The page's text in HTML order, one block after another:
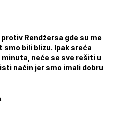
Rendžersa gde su me
smo bili blizu. Ipak sreća
neće se sve rešiti u
način jer smo imali dobru